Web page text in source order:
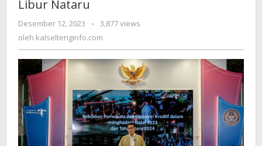
Libur
Libur Nataru
Desember 12, 2023
oleh
kalseltenginfo.com
-
3,877 views
oleh kalseltenginfo.com